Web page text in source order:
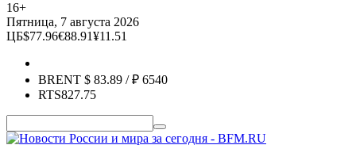
16+
Пятница, 7 августа 2026
ЦБ$77.96€88.91¥11.51
BRENT $ 83.89 / ₽ 6540
RTS827.75